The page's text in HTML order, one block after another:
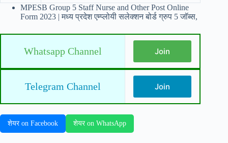
MPESB Group 5 Staff Nurse and Other Post Online
Form 2023 | मध्य प्रदेश एम्प्लोयी सलेक्शन बोर्ड ग्रुप 5 जॉब्स,
Whatsapp Channel Join
Telegram Channel Join
शेयर on Facebook शेयर on WhatsApp